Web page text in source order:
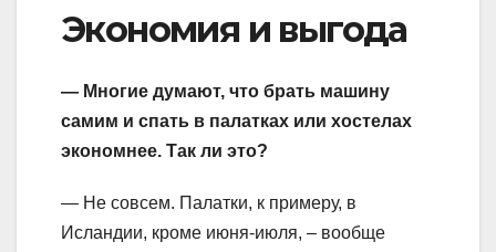
Экономия и выгода
— Многие думают, что брать машину
самим и спать в палатках или хостелах
экономнее. Так ли это?
— Не совсем. Палатки, к примеру, в
Исландии, кроме июня-июля, – вообще